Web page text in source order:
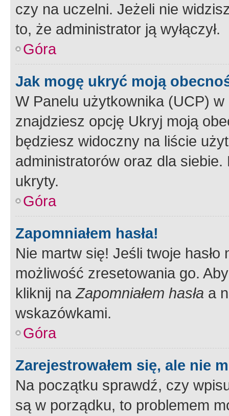
czy na uczelni. Jeżeli nie
to, że administrator ją wyłączył.
Góra
Jak mogę ukryć moją
W Panelu użytkownika (UCP) w
znajdziesz opcję Ukryj moją
będziesz widoczny na liście
administratorów oraz dla
ukryty.
Góra
Zapomniałem hasła!
Nie martw się! Jeśli twoje
możliwość zresetowania go.
kliknij naZapomniałem hasła a
wskazówkami.
Góra
Zarejestrowałem się, ale nie
Na początku sprawdź, czy
są w porządku, to problemem